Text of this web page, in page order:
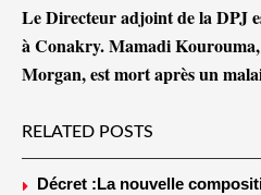
Le Directeur adjoint de la DPJ
à Conakry. Mamadi Kourouma,
Morgan, est mort après un
RELATED POSTS
Décret :La nouvelle